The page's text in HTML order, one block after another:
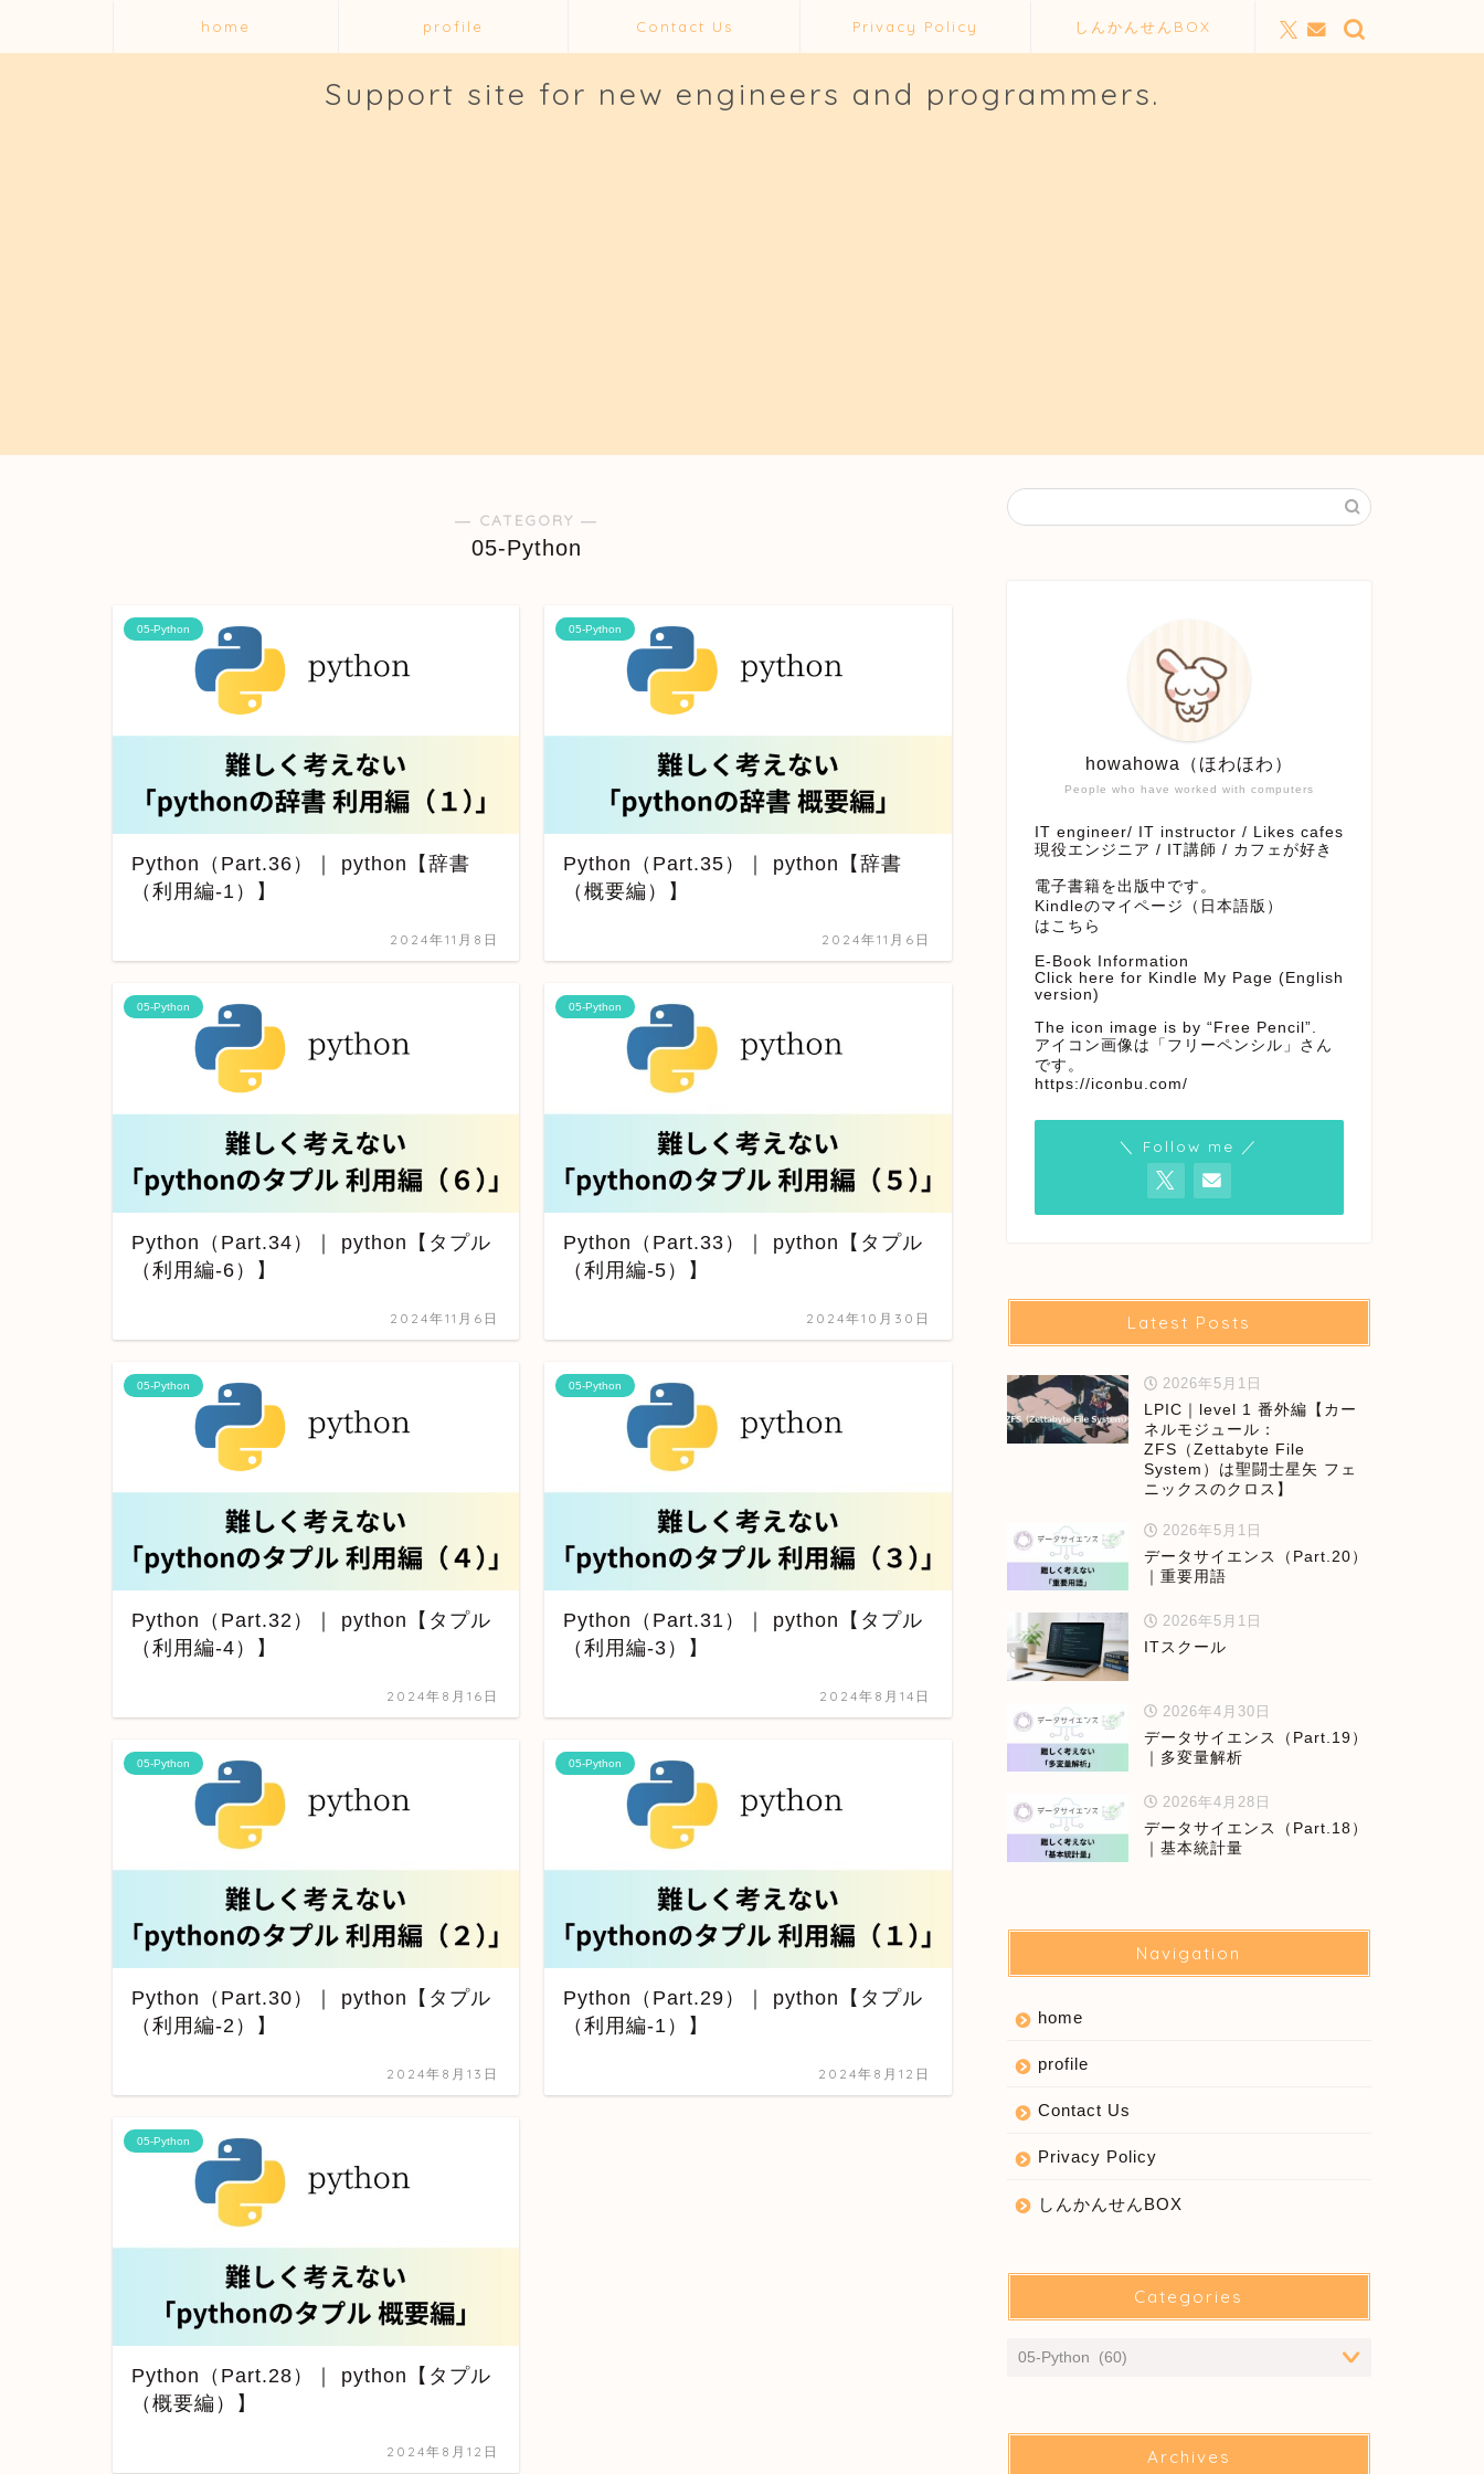
home profile Contact Us Privacy Policy しんかんせんBOX
Support site for new engineers and programmers.
― CATEGORY ―
05-Python
05-Python
Python（Part.36）｜ python【辞書
（利用編-1）】
2024年11月8日
05-Python
Python（Part.35）｜ python【辞書
（概要編）】
2024年11月6日
05-Python
Python（Part.34）｜ python【タプル
（利用編-6）】
2024年11月6日
05-Python
Python（Part.33）｜ python【タプル
（利用編-5）】
2024年10月30日
05-Python
Python（Part.32）｜ python【タプル
（利用編-4）】
2024年8月16日
05-Python
Python（Part.31）｜ python【タプル
（利用編-3）】
2024年8月14日
05-Python
Python（Part.30）｜ python【タプル
（利用編-2）】
2024年8月13日
05-Python
Python（Part.29）｜ python【タプル
（利用編-1）】
2024年8月12日
05-Python
Python（Part.28）｜ python【タプル
（概要編）】
2024年8月12日
People who have worked with computers
howahowa（ほわほわ）
IT engineer/ IT instructor / Likes cafes
現役エンジニア / IT講師 / カフェが好き
電子書籍を出版中です。
Kindleのマイページ（日本語版）
はこちら
E-Book Information
Click here for Kindle My Page (English
version)
The icon image is by “Free Pencil”.
アイコン画像は「フリーペンシル」さん
です。
https://iconbu.com/
＼ Follow me ／
Latest Posts
2026年5月1日
LPIC｜level 1 番外編【カー
ネルモジュール：
ZFS（Zettabyte File
System）は聖闘士星矢 フェ
ニックスのクロス】
2026年5月1日
データサイエンス（Part.20）
｜重要用語
2026年5月1日
ITスクール
2026年4月30日
データサイエンス（Part.19）
｜多変量解析
2026年4月28日
データサイエンス（Part.18）
｜基本統計量
Navigation
home
profile
Contact Us
Privacy Policy
しんかんせんBOX
Categories
Archives